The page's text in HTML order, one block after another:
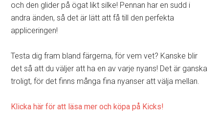
och den glider på ögat likt silke! Pennan har en sudd i
andra änden, så det är lätt att få till den perfekta
appliceringen!
Testa dig fram bland färgerna, för vem vet? Kanske blir
det så att du väljer att ha en av varje nyans! Det är ganska
troligt, för det finns många fina nyanser att välja mellan.
Klicka här för att läsa mer och köpa på Kicks!